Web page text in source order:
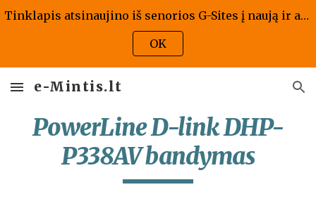
Skip to main content Skip to navigation
Tinklapis atsinaujino iš senorios G-Sites į naują ir atrodo kaip atrodo, jis bus atnaujintas ir pritaikytas naujai versijai - tad prašome kantrybės!
OK
e-Mintis.lt
PowerLine D-link DHP-
P338AV bandymas